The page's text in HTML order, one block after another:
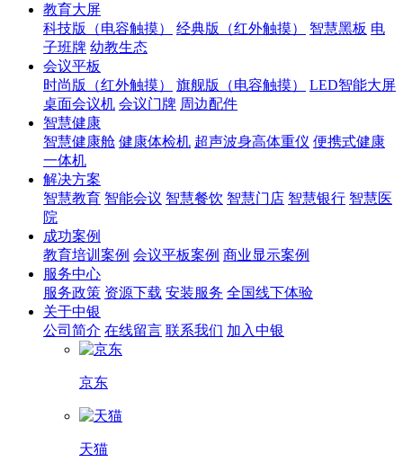
教育大屏
科技版（电容触摸）
经典版（红外触摸） 智慧黑板 电
子班牌 幼教生态
会议平板
时尚版（红外触摸）
旗舰版（电容触摸）
LED智能大屏
桌面会议机 会议门牌 周边配件
智慧健康
智慧健康舱 健康体检机 超声波身高体重仪 便携式健康
一体机
解决方案
智慧教育 智能会议 智慧餐饮 智慧门店 智慧银行 智慧医
院
成功案例
教育培训案例 会议平板案例 商业显示案例
服务中心
服务政策 资源下载 安装服务 全国线下体验
关于中银
公司简介 在线留言 联系我们 加入中银
京东
天猫